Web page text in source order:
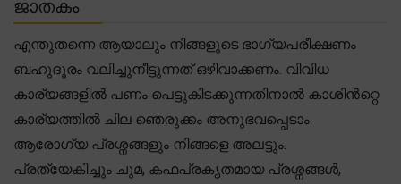
ജാതകം
എന്തുതന്നെ ആയാലും നിങ്ങളുടെ ഭാഗ്യപരീക്ഷണം
ബഹുദൂരം വലിച്ചുനീട്ടുന്നത് ഒഴിവാക്കണം. വിവിധ
കാര്യങ്ങളിൽ പണം പെട്ടുകിടക്കുന്നതിനാൽ കാശിൻറ്റെ
കാര്യത്തിൽ ചില ഞെരുക്കം അനുഭവപ്പെടാം.
ആരോഗ്യ പ്രശ്നങ്ങളും നിങ്ങളെ അലട്ടും.
പ്രത്യേകിച്ചും ചുമ, കഫപ്രകൃതമായ പ്രശ്നങ്ങൾ,